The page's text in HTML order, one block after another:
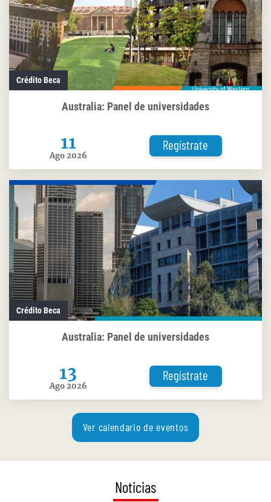
Crédito Beca
Australia: Panel de universidades
11
Ago 2026
Regístrate
Crédito Beca
Australia: Panel de universidades
13
Ago 2026
Regístrate
Ver calendario de eventos
Noticias